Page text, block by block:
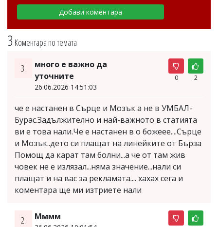
3 Коментара по темата
3.
много е важно да
уточните
26.06.2026 14:51:03
0 2
че е настанен в Сърце и Мозък а не в УМБАЛ-
Бурас.Задължително и най-важното в статията
ви е това нали.Че е настанен в о божеее....Сърце
и Мозък..дето си плащат на линейките от Бърза
Помощ да карат там болни...а че от там жив
човек не е излязал...няма значение...нали си
плащат и на вас за рекламата.... хахах сега и
коментара ще ми изтриете нали
2. Мммм